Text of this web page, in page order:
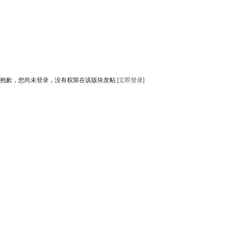
抱歉，您尚未登录，没有权限在该版块发帖 [立即登录]